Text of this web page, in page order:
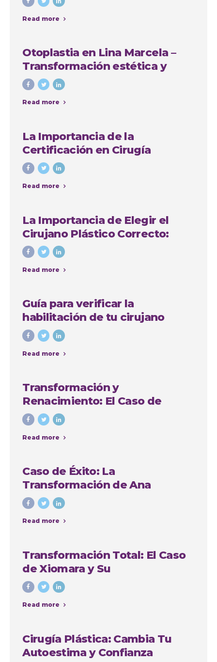
Read more
Otoplastia en Lina Marcela –
Transformación estética y
emocional con Colombia
Plastic
Read more
La Importancia de la
Certificación en Cirugía
Plástica: Consejos y Casos de
Éxito en Colombia
Read more
La Importancia de Elegir el
Cirujano Plástico Correcto:
Caso de Sindy Jhovana
Read more
Guía para verificar la
habilitación de tu cirujano
plástico en Antioquia
Read more
Transformación y
Renacimiento: El Caso de
Yadiris
Read more
Caso de Éxito: La
Transformación de Ana
Cristina Osorio Arango con
Colombia Plastic
Read more
Transformación Total: El Caso
de Xiomara y Su
Lipoabdominoplastia en
Colombia Plastic Esthetic
International
Read more
Cirugía Plástica: Cambia Tu
Autoestima y Confianza